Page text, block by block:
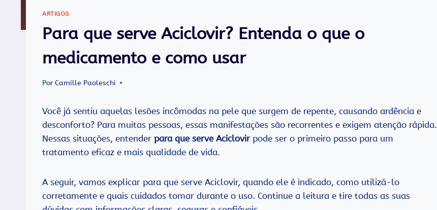
ARTIGOS
Para que serve Aciclovir? Entenda o que o
medicamento e como usar
PorCamille Paoleschi
Você já sentiu aquelas lesões incômodas na pele que surgem de repente, causando ardência e
desconforto? Para muitas pessoas, essas manifestações são recorrentes e exigem atenção rápida.
Nessas situações, entender para que serve Aciclovirpode ser o primeiro passo para um
tratamento eficaz e mais qualidade de vida.
A seguir, vamos explicar para que serve Aciclovir, quando ele é indicado, como utilizá-lo
corretamente e quais cuidados tomar durante o uso. Continue a leitura e tire todas as suas